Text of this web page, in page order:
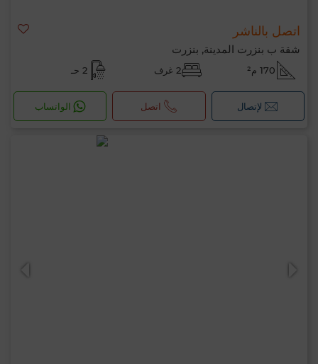
اتصل بالناشر
شقة ب بنزرت المدينة, بنزرت
170 م² 2 غرف 2 حـ
لإتصال اتصل الواتساب